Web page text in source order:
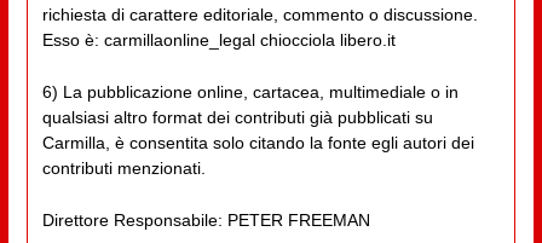
richiesta di carattere editoriale, commento o discussione.
Esso è: carmillaonline_legal chiocciola libero.it
6) La pubblicazione online, cartacea, multimediale o in
qualsiasi altro format dei contributi già pubblicati su
Carmilla, è consentita solo citando la fonte egli autori dei
contributi menzionati.
Direttore Responsabile: PETER FREEMAN